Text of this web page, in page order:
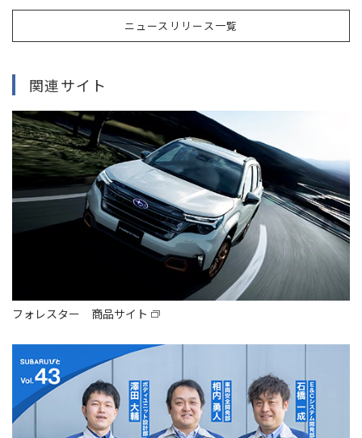
ニュースリリース一覧
関連サイト
フォレスター 商品サイト